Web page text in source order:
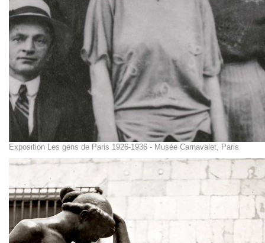
Exposition Les gens de Paris 1926-1936 - Musée Carnavalet, Paris